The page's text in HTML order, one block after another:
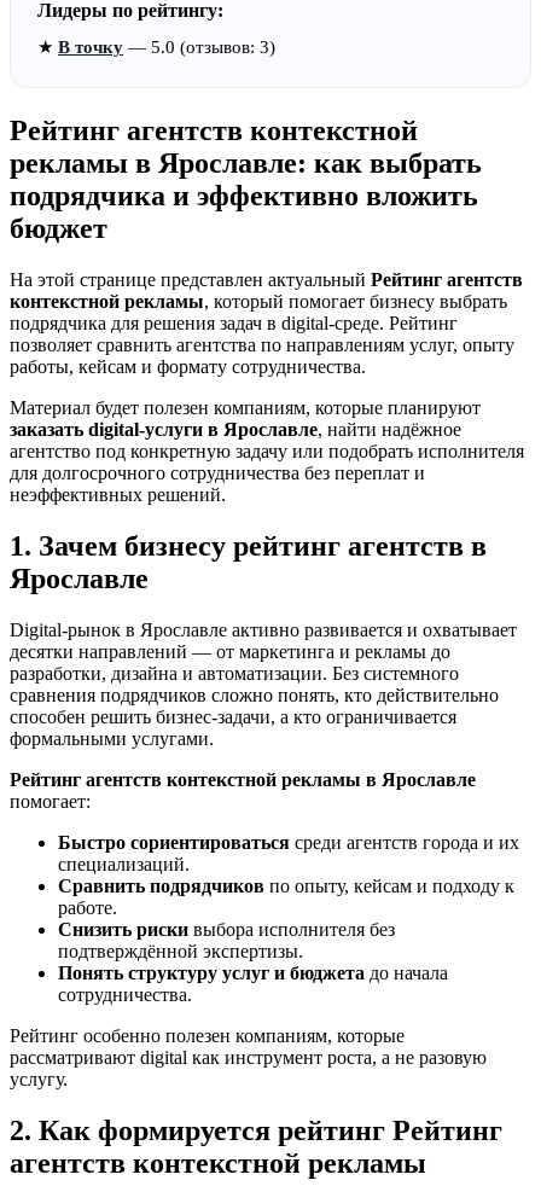
Лидеры по рейтингу:
★ В точку — 5.0 (отзывов: 3)
Рейтинг агентств контекстной
рекламы в Ярославле: как выбрать
подрядчика и эффективно вложить
бюджет
На этой странице представлен актуальный Рейтинг агентств
контекстной рекламы, который помогает бизнесу выбрать
подрядчика для решения задач в digital-среде. Рейтинг
позволяет сравнить агентства по направлениям услуг, опыту
работы, кейсам и формату сотрудничества.
Материал будет полезен компаниям, которые планируют
заказать digital-услуги в Ярославле, найти надёжное
агентство под конкретную задачу или подобрать исполнителя
для долгосрочного сотрудничества без переплат и
неэффективных решений.
1. Зачем бизнесу рейтинг агентств в
Ярославле
Digital-рынок в Ярославле активно развивается и охватывает
десятки направлений — от маркетинга и рекламы до
разработки, дизайна и автоматизации. Без системного
сравнения подрядчиков сложно понять, кто действительно
способен решить бизнес-задачи, а кто ограничивается
формальными услугами.
Рейтинг агентств контекстной рекламы в Ярославле
помогает:
Быстро сориентироваться среди агентств города и их
специализаций.
Сравнить подрядчиков по опыту, кейсам и подходу к
работе.
Снизить риски выбора исполнителя без
подтверждённой экспертизы.
Понять структуру услуг и бюджета до начала
сотрудничества.
Рейтинг особенно полезен компаниям, которые
рассматривают digital как инструмент роста, а не разовую
услугу.
2. Как формируется рейтинг Рейтинг
агентств контекстной рекламы